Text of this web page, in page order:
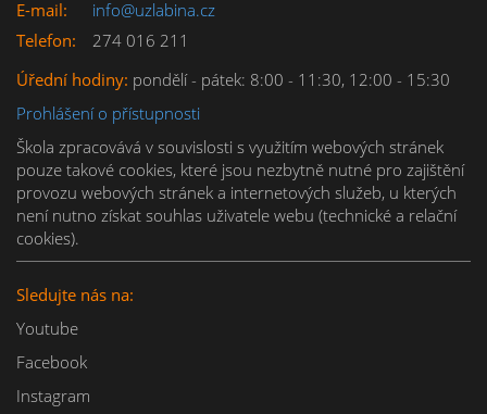
E-mail:
info@uzlabina.cz
Telefon:
274 016 211
Úřední hodiny: pondělí - pátek: 8:00 - 11:30, 12:00 - 15:30
Prohlášení o přístupnosti
Škola zpracovává v souvislosti s využitím webových stránek
pouze takové cookies, které jsou nezbytně nutné pro zajištění
provozu webových stránek a internetových služeb, u kterých
není nutno získat souhlas uživatele webu (technické a relační
cookies).
Sledujte nás na:
Youtube
Facebook
Instagram